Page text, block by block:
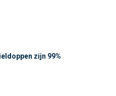
zijn 99%